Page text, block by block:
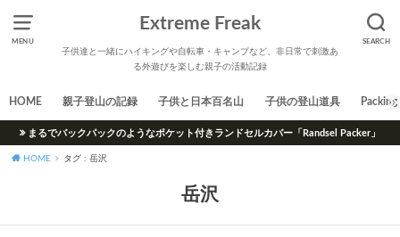
MENU SEARCH
Extreme Freak
子供達と一緒にハイキングや自転車・キャンプなど、非日常で刺激あ
る外遊びを楽しむ親子の活動記録
HOME 親子登山の記録 子供と日本百名山 子供の登山道具 Packing
まるでバックパックのようなポケット付きランドセルカバー「Randsel Packer」
HOME タグ : 岳沢
岳沢